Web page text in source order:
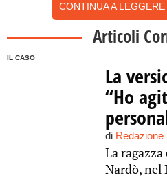
CONTINUA A
Articoli
IL CASO
La
“Ho
di Redazione
La ragazza
Nardò, nel